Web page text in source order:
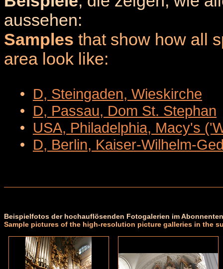
aussehen:
Samples that show how all
area look like:
• D, Steingaden, Wieskirche
• D, Passau, Dom St. Stephan
• USA, Philadelphia, Macy's
• D, Berlin, Kaiser-Wilhelm-
Beispielfotos der hochauflösenden Fotogalerien im
Sample pictures of the high-resolution picture galleries in the